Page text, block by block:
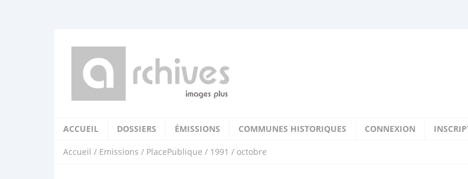
ACCUEIL DOSSIERS ÉMISSIONS COMMUNES HISTORIQUES CONNEXION
Accueil / Emissions / PlacePublique / 1991 / octobre